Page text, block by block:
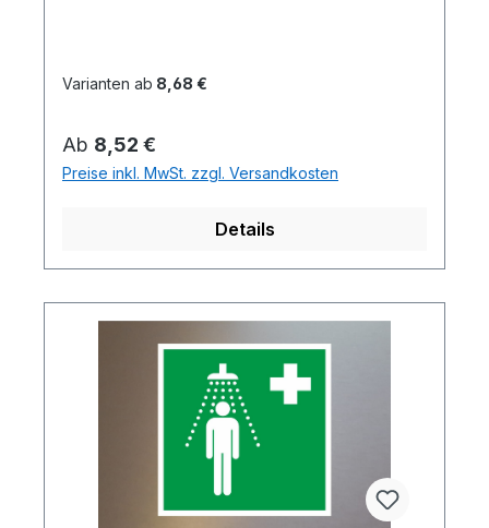
Varianten ab 8,68 €
Regulärer Preis:
Ab 8,52 €
Preise inkl. MwSt. zzgl. Versandkosten
Details